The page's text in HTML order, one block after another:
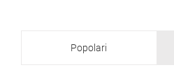
Popolari